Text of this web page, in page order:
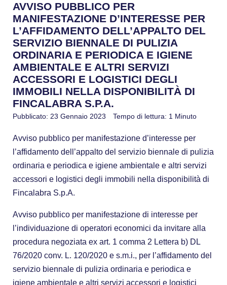
AVVISO PUBBLICO PER
MANIFESTAZIONE D’INTERESSE PER
L’AFFIDAMENTO DELL’APPALTO DEL
SERVIZIO BIENNALE DI PULIZIA
ORDINARIA E PERIODICA E IGIENE
AMBIENTALE E ALTRI SERVIZI
ACCESSORI E LOGISTICI DEGLI
IMMOBILI NELLA DISPONIBILITÀ DI
FINCALABRA S.P.A.
Pubblicato: 23 Gennaio 2023 Tempo di lettura: 1 Minuto
Avviso pubblico per manifestazione d’interesse per
l’affidamento dell’appalto del servizio biennale di pulizia
ordinaria e periodica e igiene ambientale e altri servizi
accessori e logistici degli immobili nella disponibilità di
Fincalabra S.p.A.
Avviso pubblico per manifestazione di interesse per
l’individuazione di operatori economici da invitare alla
procedura negoziata ex art. 1 comma 2 Lettera b) DL
76/2020 conv. L. 120/2020 e s.m.i., per l’affidamento del
servizio biennale di pulizia ordinaria e periodica e
igiene ambientale e altri servizi accessori e logistici